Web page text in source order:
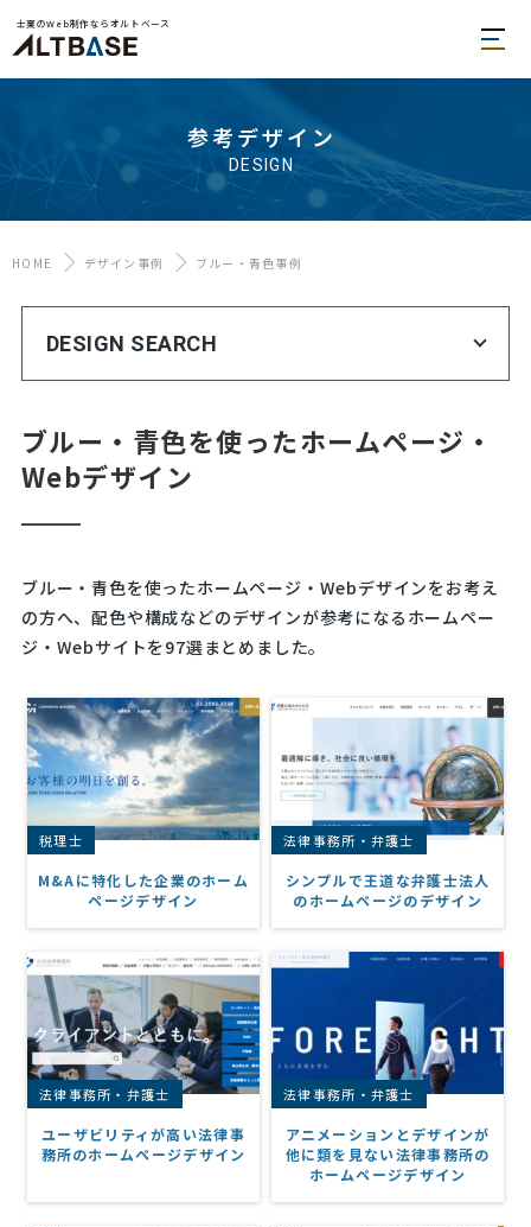
士業のWeb制作ならオルトベース
参考デザイン
DESIGN
HOME デザイン事例 ブルー・青色事例
DESIGN SEARCH
ブルー・青色を使ったホームページ・
Webデザイン
ブルー・青色を使ったホームページ・Webデザインをお考え
の方へ、配色や構成などのデザインが参考になるホームペー
ジ・Webサイトを97選まとめました。
税理士
M&Aに特化した企業のホーム
ページデザイン
法律事務所・弁護士
シンプルで王道な弁護士法人
のホームページのデザイン
法律事務所・弁護士
ユーザビリティが高い法律事
務所のホームページデザイン
法律事務所・弁護士
アニメーションとデザインが
他に類を見ない法律事務所の
ホームページデザイン